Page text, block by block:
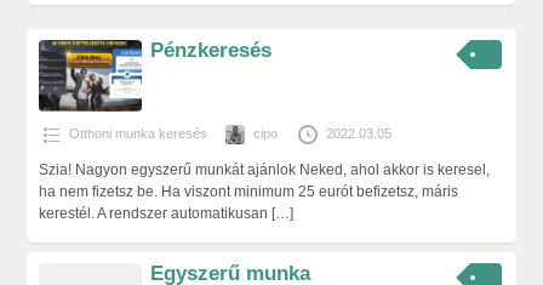
Pénzkeresés
Otthoni munka keresés cipo 2022.03.05
Szia! Nagyon egyszerű munkát ajánlok Neked, ahol akkor is keresel,
ha nem fizetsz be. Ha viszont minimum 25 eurót befizetsz, máris
kerestél. A rendszer automatikusan […]
Egyszerű munka